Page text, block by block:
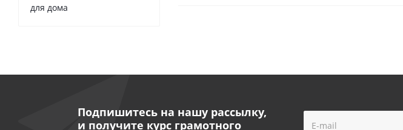
для дома
Подпишитесь на нашу рассылку,
и получите курс грамотного